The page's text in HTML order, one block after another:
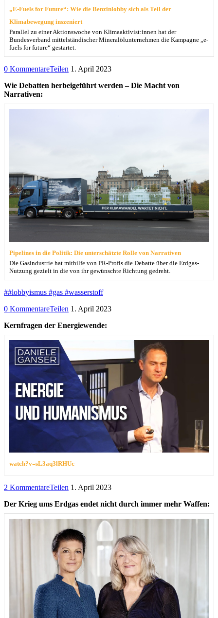
„E-Fuels for Future“: Wie die Benzinlobby sich als Teil der
Klimabewegung inszeniert
Parallel zu einer Aktionswoche von Klimaaktivist:innen hat der
Bundesverband mittelständischer Mineralölunternehmen die Kampagne „e-
fuels for future“ gestartet.
0 KommentareTeilen 1. April 2023
Wie Debatten herbeigeführt werden – Die Macht von
Narrativen:
Pipelines in die Politik: Die unterschätzte Rolle von Narrativen
Die Gasindustrie hat mithilfe von PR-Profis die Debatte über die Erdgas-
Nutzung gezielt in die von ihr gewünschte Richtung gedreht.
##lobbyismus #gas #wasserstoff
0 KommentareTeilen 1. April 2023
Kernfragen der Energiewende:
watch?v=sL3aq3lRHUc
2 KommentareTeilen 1. April 2023
Der Krieg ums Erdgas endet nicht durch immer mehr Waffen: